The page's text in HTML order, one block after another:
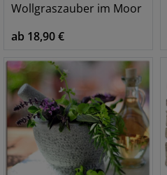
Wollgraszauber im Moor
ab 18,90 €